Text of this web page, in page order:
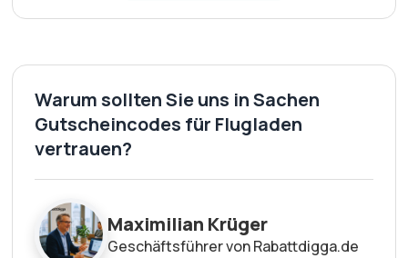
Warum sollten Sie uns in Sachen
Gutscheincodes für Flugladen
vertrauen?
Maximilian Krüger
Geschäftsführer von Rabattdigga.de